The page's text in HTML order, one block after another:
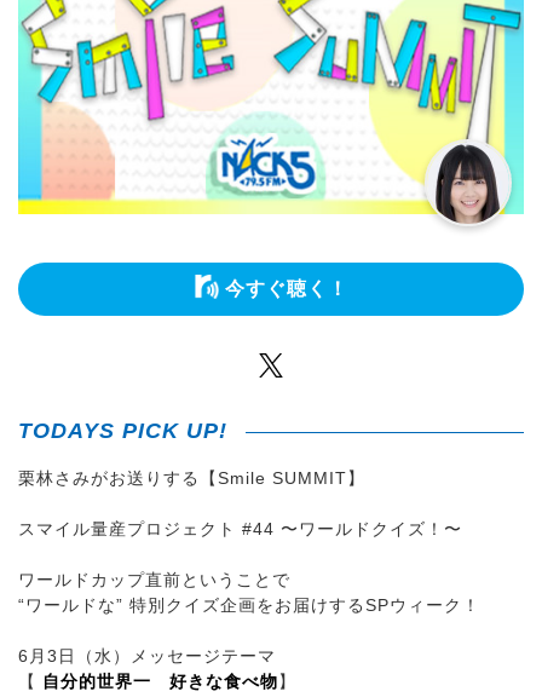
今すぐ聴く！
TODAYS PICK UP!
栗林さみがお送りする【Smile SUMMIT】
スマイル量産プロジェクト #44 〜ワールドクイズ！〜
ワールドカップ直前ということで
“ワールドな” 特別クイズ企画をお届けするSPウィーク！
6月3日（水）メッセージテーマ
【
自分的世界一 好きな食べ物】